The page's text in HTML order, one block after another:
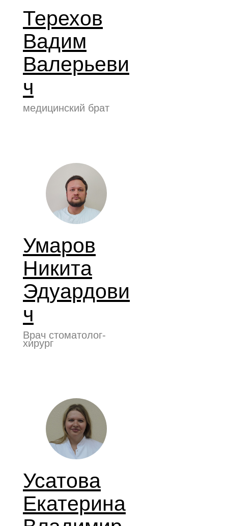
Терехов
Вадим
Валерьеви
ч
медицинский брат
Умаров
Никита
Эдуардови
ч
Врач стоматолог-
хирург
Усатова
Екатерина